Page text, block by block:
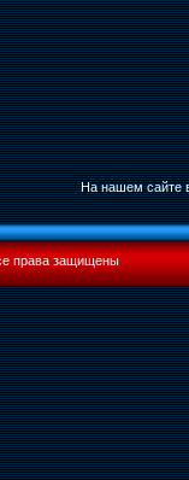
На нашем сайте
права защищены